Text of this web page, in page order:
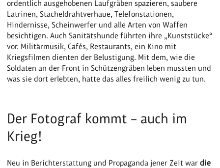
ordentlich ausgehobenen Laufgräben spazieren, saubere
Latrinen, Stacheldrahtverhaue, Telefonstationen,
Hindernisse, Scheinwerfer und alle Arten von Waffen
besichtigen. Auch Sanitätshunde führten ihre „Kunststücke“
vor. Militärmusik, Cafés, Restaurants, ein Kino mit
Kriegsfilmen dienten der Belustigung. Mit dem, wie die
Soldaten an der Front in Schützengräben leben mussten und
was sie dort erlebten, hatte das alles freilich wenig zu tun.
Der Fotograf kommt – auch im
Krieg!
Neu in Berichterstattung und Propaganda jener Zeit wardie